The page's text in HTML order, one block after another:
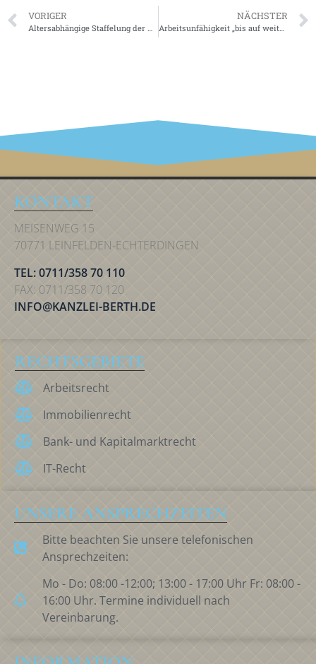
VORIGER
Altersabhängige Staffelung der Urlaubsdauer verstößt gegen das Diskriminierungsverbot
NÄCHSTER
Arbeitsunfähigkeit „bis auf weiteres“
KONTAKT
MEISENWEG 15
70771 LEINFELDEN-ECHTERDINGEN
TEL: 0711/358 70 110
FAX: 0711/358 70 120
INFO@KANZLEI-BERTH.DE
RECHTSGEBIETE
Arbeitsrecht
Immobilienrecht
Bank- und Kapitalmarktrecht
IT-Recht
UNSERE ANSPRECHZEITEN
Bitte beachten Sie unsere telefonischen
Ansprechzeiten:
Mo - Do: 08:00 -12:00; 13:00 - 17:00 Uhr Fr: 08:00 -
16:00 Uhr. Termine individuell nach
Vereinbarung.